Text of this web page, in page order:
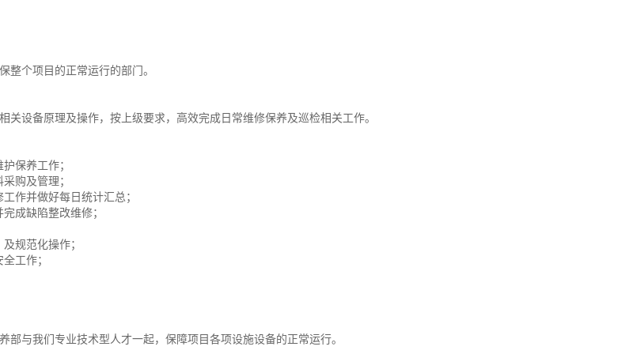
整个项目的正常运行的部门。
设备原理及操作，按上级要求，高效完成日常维修保养及巡检相关工作。
保养工作；
购及管理；
作并做好每日统计汇总；
成缺陷整改维修；
规范化操作；
工作；
与我们专业技术型人才一起，保障项目各项设施设备的正常运行。